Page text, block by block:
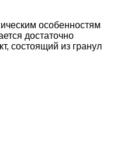
особенностям
достаточно
состоящий из гранул